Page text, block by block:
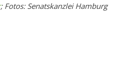
; Fotos: Senatskanzlei Hamburg